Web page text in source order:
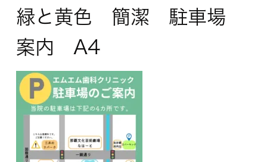
緑と黄色 簡潔 駐車場
案内 A4